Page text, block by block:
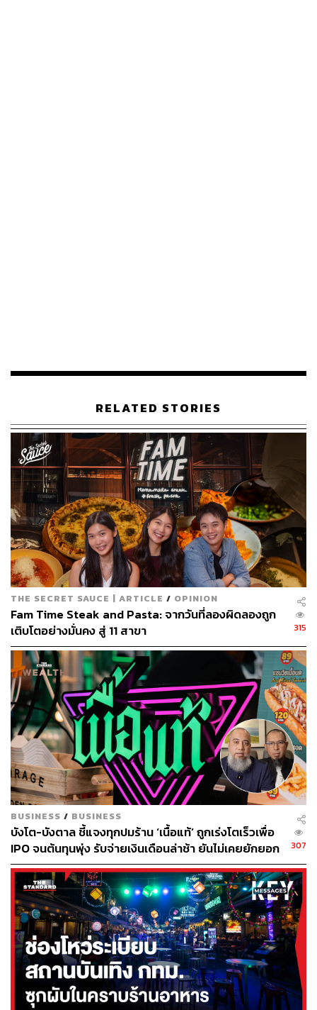
RELATED STORIES
THE SECRET SAUCE | ARTICLE / OPINION
Fam Time Steak and Pasta: จากวันที่ลองผิดลองถูก
เติบโตอย่างมั่นคง สู่ 11 สาขา
315
BUSINESS / BUSINESS
บังโต-บังตาล ชี้แจงทุกปมร้าน ‘เนื้อแท้’ ถูกเร่งโตเร็วเพื่อ
IPO จนต้นทุนพุ่ง รับจ่ายเงินเดือนล่าช้า ยันไม่เคยยักยอก
เงินประกันสังคม
307